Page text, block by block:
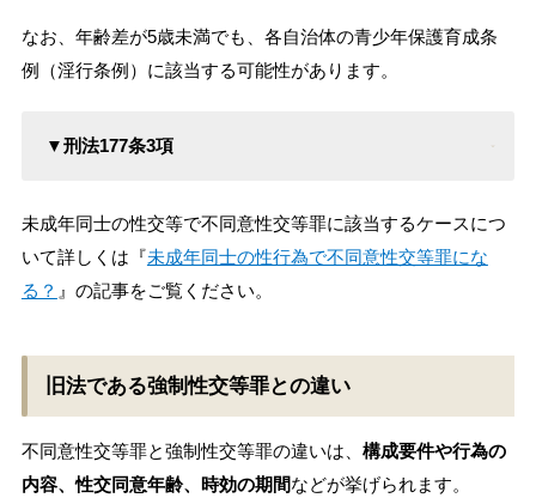
なお、年齢差が5歳未満でも、各自治体の青少年保護育成条
例（淫行条例）に該当する可能性があります。
▼刑法177条3項
未成年同士の性交等で不同意性交等罪に該当するケースにつ
いて詳しくは『未成年同士の性行為で不同意性交等罪にな
る？ 』の記事をご覧ください。
旧法である強制性交等罪との違い
不同意性交等罪と強制性交等罪の違いは、 構成要件や行為の
内容、性交同意年齢、時効の期間などが挙げられます。